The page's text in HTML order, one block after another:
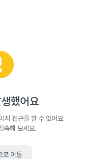
했어요
지 접근을 할 수 없어요.
속해 보세요.
로 이동